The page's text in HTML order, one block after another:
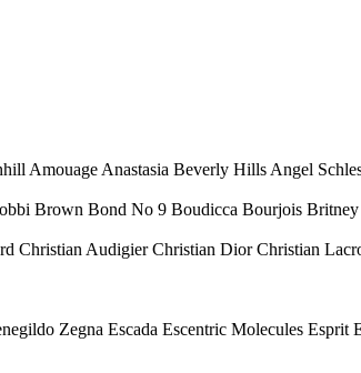
Amouage Anastasia Beverly Hills Angel
Brown Bond No 9 Boudicca Bourjois
Christian Audigier Christian Dior Christian
Zegna Escada Escentric Molecules Esprit